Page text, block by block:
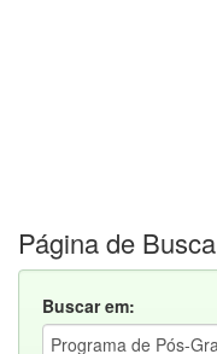
Página de Busca
Buscar em: